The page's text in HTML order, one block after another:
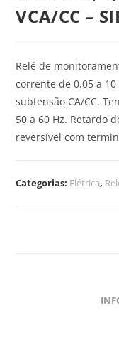
VCA/CC –
Relé de
corrente de 0,05 a
subtensão CA/CC.
50 a 60 Hz. Retardo
reversível com
Categorias: Elétrica,